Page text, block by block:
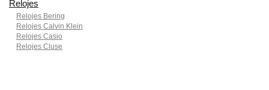
Relojes
Relojes Bering
Relojes Calvin Klein
Relojes Casio
Relojes Cluse